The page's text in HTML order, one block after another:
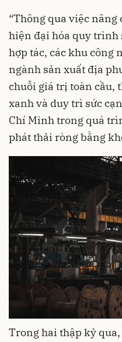
“Thông qua việc nâng
hiện đại hóa quy trình
hợp tác, các khu công
ngành sản xuất địa
chuỗi giá trị toàn cầu,
xanh và duy trì sức
Chí Minh trong quá
phát thải ròng bằng
Trong hai thập kỷ